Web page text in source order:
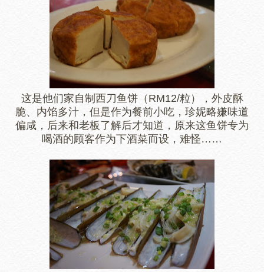
这是他们家自制西刀鱼饼（RM12/粒），外皮酥
脆、内馅多汁，但是作为餐前小吃，珍妮略嫌味道
偏咸，后来和老板了解后才知道，原来这鱼饼专为
喝酒的顾客作为下酒菜而设，难怪……